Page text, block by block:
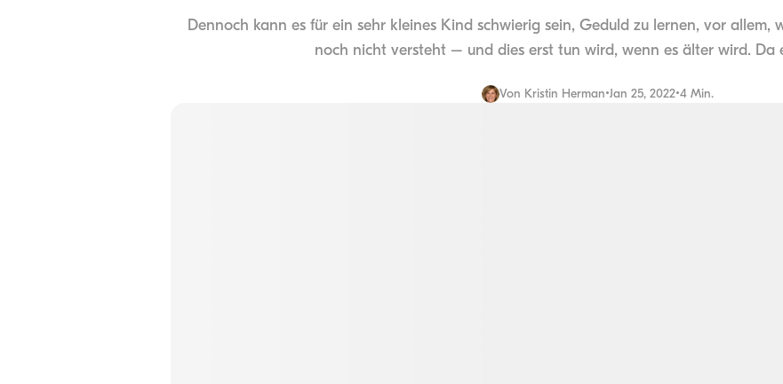
Dennoch kann es für ein sehr kleines Kind schwierig sein, Geduld zu lernen, vor allem,
noch nicht versteht – und dies erst tun wird, wenn es älter wird. Da
Von Kristin Herman•Jan 25, 2022•4 Min.